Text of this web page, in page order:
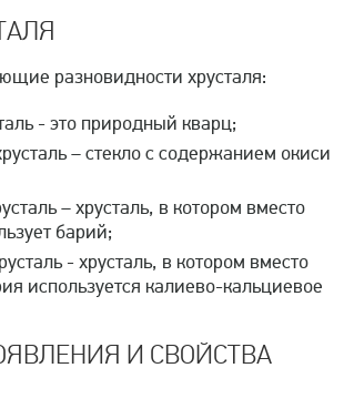
разновидности хрусталя:
- это природный кварц;
– стекло с содержанием окиси
– хрусталь, в котором вместо
барий;
- хрусталь, в котором вместо
используется калиево-кальциевое
И СВОЙСТВА